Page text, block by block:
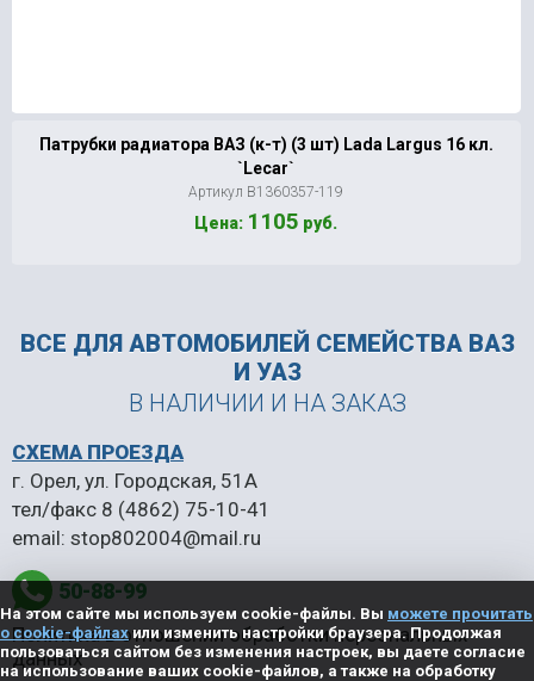
Патрубки радиатора ВАЗ (к-т) (3 шт) Lada Largus 16 кл.
`Lecar`
Артикул В1360357-119
Цена: 1105 руб.
ВСЕ ДЛЯ АВТОМОБИЛЕЙ СЕМЕЙСТВА ВАЗ
И УАЗ
В НАЛИЧИИ И НА ЗАКАЗ
50-88-99
СХЕМА ПРОЕЗДА
г. Орел, ул. Городская, 51А
тел/факс 8 (4862) 75-10-41
email: stop802004@mail.ru
Политика в отношении обработки персональных
данных
На этом сайте мы используем cookie-файлы. Вы можете прочитать
о cookie-файлахили изменить настройки браузера. Продолжая
пользоваться сайтом без изменения настроек, вы даете согласие
на использование ваших cookie-файлов, а также на обработку